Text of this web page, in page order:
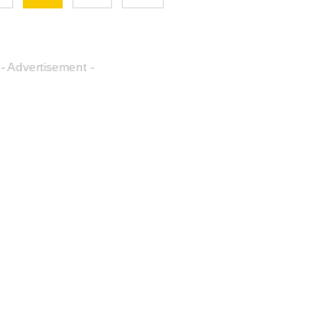
- Advertisement -